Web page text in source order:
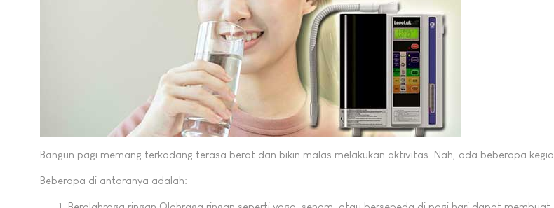
Bangun pagi memang terkadang terasa berat dan bikin malas melakukan aktivitas. Nah, ada beberapa
Beberapa di antaranya adalah: